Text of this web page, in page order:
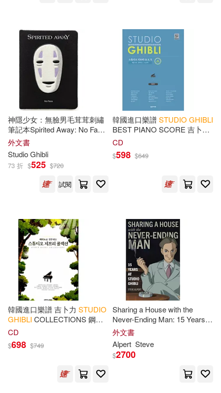
神隱少女：無臉男毛茸茸刺繡
筆記本Spirited Away: No Face
Plush Journal
外文書
StudioGhibli
73 折 $525 $720
試閱
韓國進口樂譜STUDIO GHIBLI
BEST PIANO SCORE 吉卜力
工作室簡易鋼琴譜 (韓國進口
CD
$598 $649
韓國進口樂譜 吉卜力 STUDIO
GHIBLI COLLECTIONS 鋼琴
譜 (韓國進口版)
CD
$698 $749
Sharing a House with the
Never-Ending Man: 15 Years at
Studio
外文書
Alpert Steve
$2700